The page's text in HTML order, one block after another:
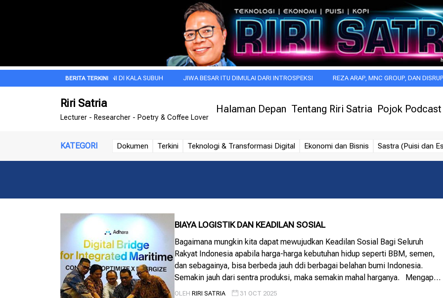
DOA PAGI INI DI KALA SUBUH JIWA BESAR ITU DIMULAI DARI INTROSPEKSI REZA ARAP, MNC GROUP, DAN DISRUPSI BARU
Riri Satria
Lecturer - Researcher - Poetry & Coffee Lover
Halaman Depan Tentang Riri Satria Pojok Podcast
KATEGORI Dokumen Terkini Teknologi & Transformasi Digital Ekonomi dan Bisnis Sastra (Puisi dan
BIAYA LOGISTIK DAN KEADILAN SOSIAL
Bagaimana mungkin kita dapat mewujudkan Keadilan Sosial Bagi Seluruh
Rakyat Indonesia apabila harga-harga kebutuhan hidup seperti BBM, semen,
dan sebagainya, bisa berbeda jauh ddi berbagai belahan bumi Indonesia.
Semakin jauh dari sentra produksi, maka semakin mahal harganya. Mengapa
bisa demikian? Banyak penyebabnya, namun salah satu penyebab utama
OLEH RIRI SATRIA 31 OCT 2025